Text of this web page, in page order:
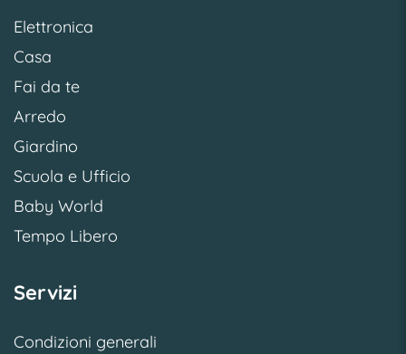
Elettronica
Casa
Fai da te
Arredo
Giardino
Scuola e Ufficio
Baby World
Tempo Libero
Servizi
Condizioni generali